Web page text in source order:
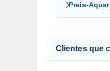
Preis-
Clientes que